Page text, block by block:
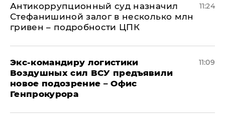
Антикоррупционный суд назначил
Стефанишиной залог в несколько млн
гривен – подробности ЦПК
11:24
Экс-командиру логистики
Воздушных сил ВСУ предъявили
новое подозрение – Офис
Генпрокурора
11:09